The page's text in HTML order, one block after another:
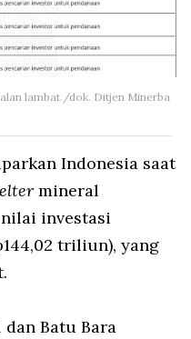
lambat./dok. Ditjen Minerba
Indonesia saat
mineral
investasi
triliun), yang
Batu Bara